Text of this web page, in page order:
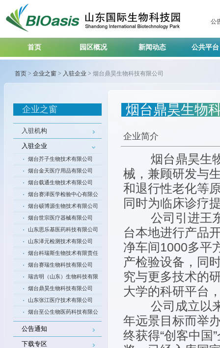
公
首页 园区概况 新闻动态 公共平
首页 > 企业之窗 > 入驻企业 > 烟台鼎昊生物科技有限公司
企业之窗
入驻机构
入驻企业
烟台芥子生物技术有限公司
烟台金天医疗用品有限公司
烟台载通生物技术有限公司
烟台赛泽医学检验中心有限公
司
烟台硕博源生物技术有限公司
烟台世宗医疗器械有限公司
山东思乐基医药科技有限公司
山东泽元检测技术有限公司
烟台科瑞斯生物技术有限责任
公司
烟台赛瑞生物科技有限公司
瑞吉明（山东）生物科技有限
公司
烟台鼎昊生物科技有限公司
山东张江医疗技术有限公司
烟台至公生物医药科技有限公
司
公告通知
下载专区
烟台鼎昊生物
企业简介
烟台鼎昊生物
械，兼顾研发与
和退行性老化等
同时为临床诊疗
公司引进王东
台本地进行产品
净车间1000多平
产检验设备，同
究与更多技术的
大学的科研平台
公司成立以来
年远景目标而举
终获得“创客中国